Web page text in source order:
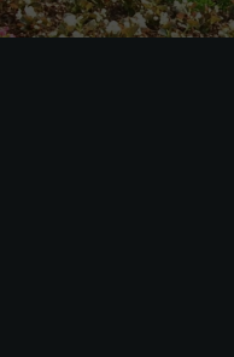
Questi cookie